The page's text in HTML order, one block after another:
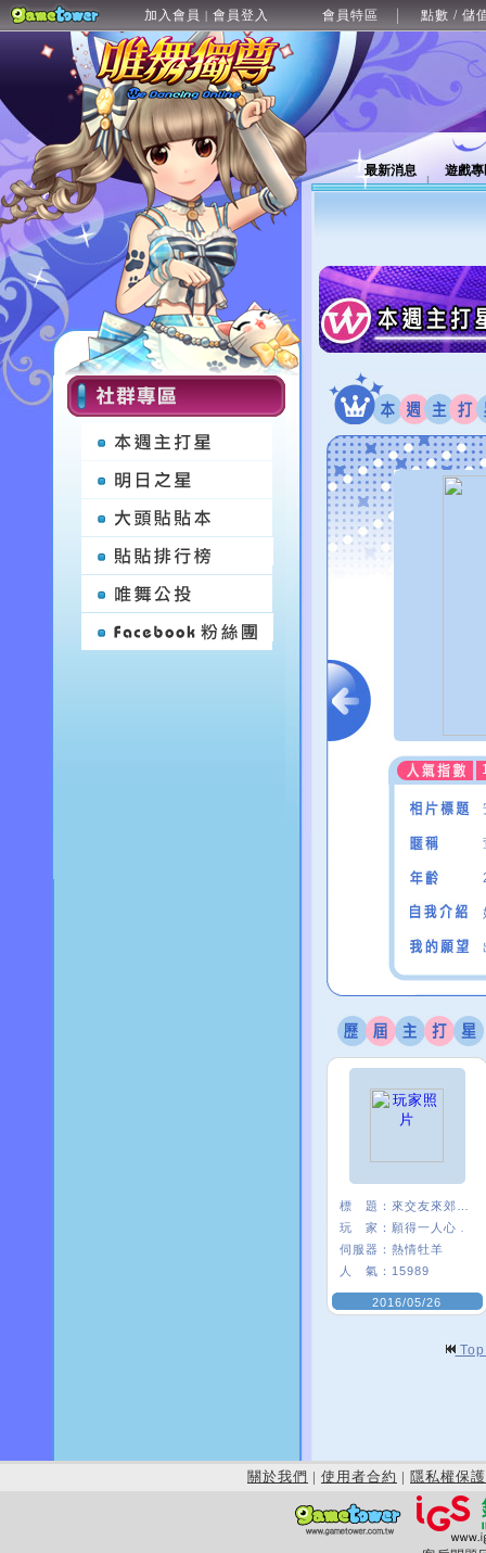
加入會員 | 會員登入 會員特區 點數 / 儲
最新消息 遊戲
標 題：
玩 家：
願得一人心﹒
伺服器： 熱情牡羊
人 氣： 15989
2016/05/26
關於我們 | 使用者合約 | 隱私權保護